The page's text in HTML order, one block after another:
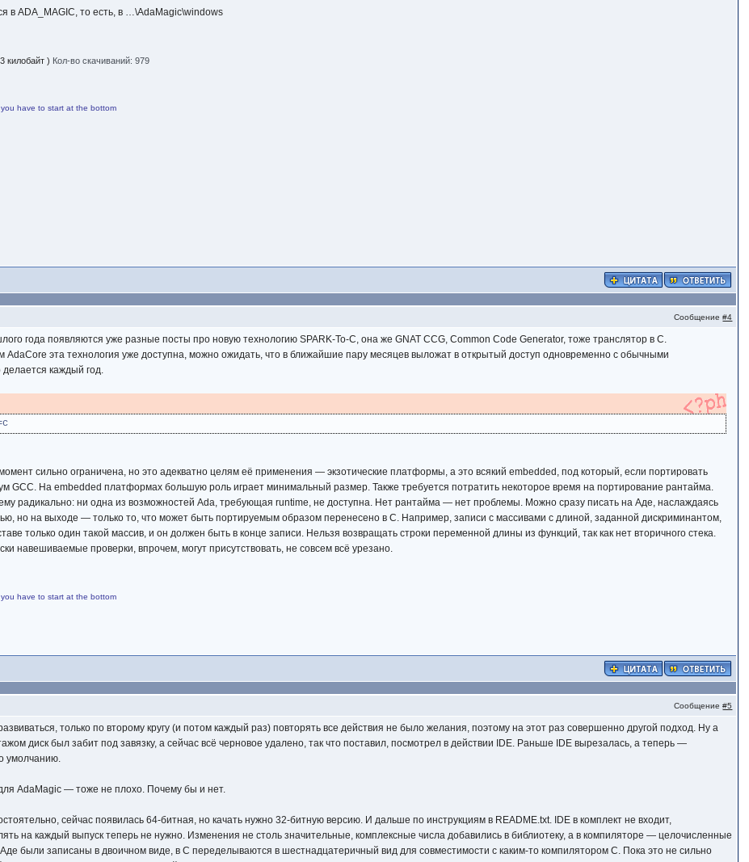
в ADA_MAGIC, то есть, в …\AdaMagic\windows
килобайт ) Кол-во скачиваний: 979
have to start at the bottom
Сообщение#4
года появляются уже разные посты про новую технологию SPARK-To-C, она же GNAT CCG, Common Code Generator, тоже транслятор в C.
AdaCore эта технология уже доступна, можно ожидать, что в ближайшие пару месяцев выложат в открытый доступ одновременно с обычными
делается каждый год.
сильно ограничена, но это адекватно целям её применения — экзотические платформы, а это всякий embedded, под который, если портировать
GCC. На embedded платформах большую роль играет минимальный размер. Также требуется потратить некоторое время на портирование рантайма.
радикально: ни одна из возможностей Ada, требующая runtime, не доступна. Нет рантайма — нет проблемы. Можно сразу писать на Аде, наслаждаясь
но на выходе — только то, что может быть портируемым образом перенесено в C. Например, записи с массивами с длиной, заданной дискриминантом,
только один такой массив, и он должен быть в конце записи. Нельзя возвращать строки переменной длины из функций, так как нет вторичного стека.
навешиваемые проверки, впрочем, могут присутствовать, не совсем всё урезано.
have to start at the bottom
Сообщение#5
только по второму кругу (и потом каждый раз) повторять все действия не было желания, поэтому на этот раз совершенно другой подход. Ну а
диск был забит под завязку, а сейчас всё черновое удалено, так что поставил, посмотрел в действии IDE. Раньше IDE вырезалась, а теперь —
умолчанию.
AdaMagic — тоже не плохо. Почему бы и нет.
сейчас появилась 64-битная, но качать нужно 32-битную версию. И дальше по инструкциям в README.txt. IDE в комплект не входит,
на каждый выпуск теперь не нужно. Изменения не столь значительные, комплексные числа добавились в библиотеку, а в компиляторе — целочисленные
были записаны в двоичном виде, в C переделываются в шестнадцатеричный вид для совместимости с каким-то компилятором C. Пока это не сильно